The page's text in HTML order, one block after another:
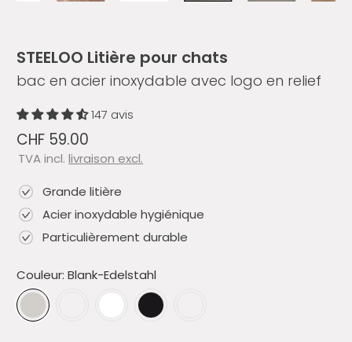
STEELOO Litière pour chats
bac en acier inoxydable avec logo en relief
147 avis
CHF 59.00
TVA incl.livraison excl.
Grande litière
Acier inoxydable hygiénique
Particulièrement durable
Couleur:Blank-Edelstahl